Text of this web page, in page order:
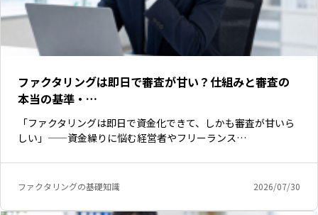
ファクタリングは即日で審査が甘い？仕組みと審査の
本当の基準・…
「ファクタリングは即日で資金化できて、しかも審査が甘いら
しい」——資金繰りに悩む経営者やフリーランス…
ファクタリングの基礎知識 2026/07/30